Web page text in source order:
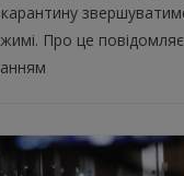
Про це повідомляє